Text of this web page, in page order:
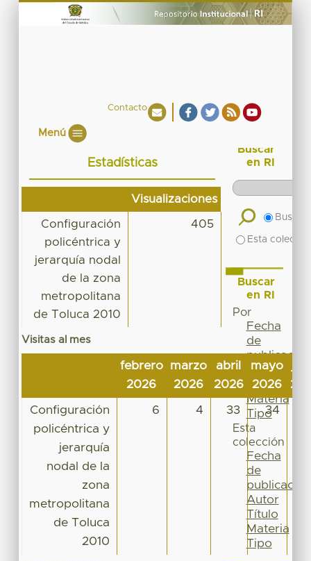
Contacto
Menú
Estadísticas
Visualizaciones
Configuración
policéntrica y
jerarquía nodal
de la zona
metropolitana
de Toluca 2010
405
Visitas al mes
febrero
2026
marzo
2026
abril
2026
mayo
2026
Configuración
policéntrica y
jerarquía
nodal de la
zona
metropolitana
de Toluca
2010
6 4 33 34
Buscar
en RI
Buscar
Esta
Buscar
en RI
Por
Fecha
de
publicación
Autor
Título
Materia
Tipo
Esta
colección
Fecha
de
publicación
Autor
Título
Materia
Tipo